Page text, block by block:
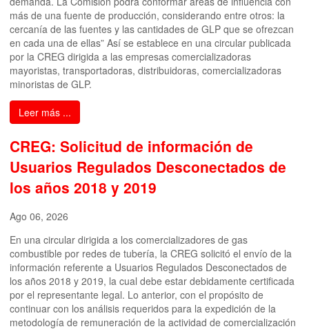
más de una fuente de producción, considerando entre otros: la
cercanía de las fuentes y las cantidades de GLP que se ofrezcan
en cada una de ellas” Así se establece en una circular publicada
por la CREG dirigida a las empresas comercializadoras
mayoristas, transportadoras, distribuidoras, comercializadoras
minoristas de GLP.
Leer más ...
CREG: Solicitud de información de
Usuarios Regulados Desconectados de
los años 2018 y 2019
Ago 06, 2026
En una circular dirigida a los comercializadores de gas
combustible por redes de tubería, la CREG solicitó el envío de la
información referente a Usuarios Regulados Desconectados de
los años 2018 y 2019, la cual debe estar debidamente certificada
por el representante legal. Lo anterior, con el propósito de
continuar con los análisis requeridos para la expedición de la
metodología de remuneración de la actividad de comercialización